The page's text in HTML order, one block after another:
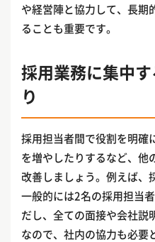
や経営陣と協力して、長期
ることも重要です。
採用業務に集中
り
採用担当者間で役割を明確
を増やしたりするなど、他
改善しましょう。例えば、
一般的には2名の採用担当
だし、全ての面接や会社説
なので、社内の協力も必要